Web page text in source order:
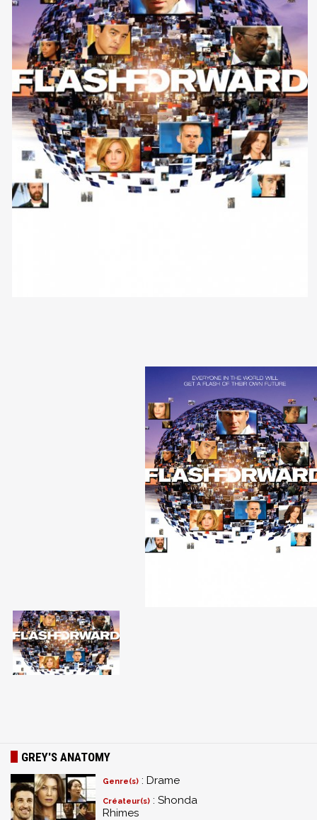
GREY'S ANATOMY
Genre(s) : Drame
Créateur(s) : Shonda
Rhimes